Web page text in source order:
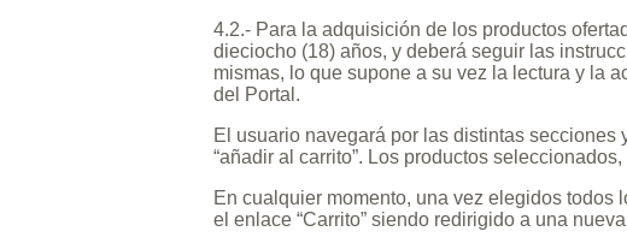
4.2.- Para la adquisición de los productos
dieciocho (18) años, y deberá seguir las
mismas, lo que supone a su vez la lectura y la
del Portal.
El usuario navegará por las distintas secciones
“añadir al carrito”. Los productos
En cualquier momento, una vez elegidos todos
el enlace “Carrito” siendo redirigido a una